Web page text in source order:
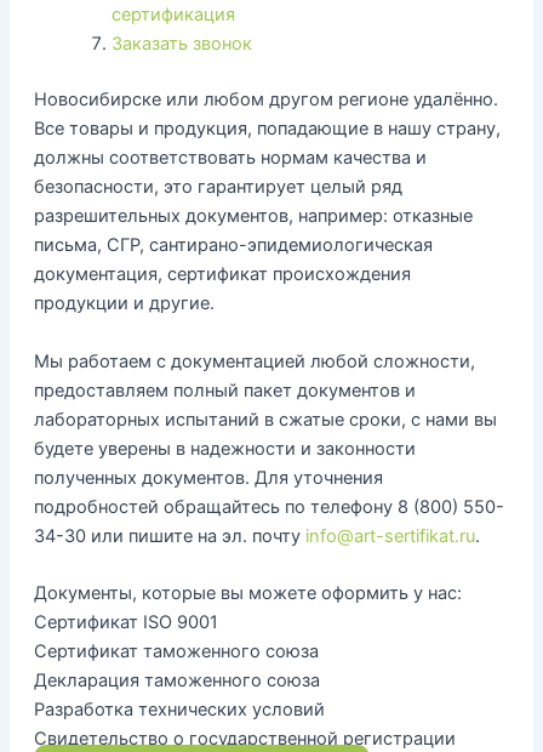
сертификация
Заказать звонок
Новосибирске или любом другом регионе удалённо.
Все товары и продукция, попадающие в нашу страну,
должны соответствовать нормам качества и
безопасности, это гарантирует целый ряд
разрешительных документов, например: отказные
письма, СГР, сантирано-эпидемиологическая
документация, сертификат происхождения
продукции и другие.
Мы работаем с документацией любой сложности,
предоставляем полный пакет документов и
лабораторных испытаний в сжатые сроки, с нами вы
будете уверены в надежности и законности
полученных документов. Для уточнения
подробностей обращайтесь по телефону 8 (800) 550-
34-30 или пишите на эл. почту info@art-sertifikat.ru.
Документы, которые вы можете оформить у нас:
Сертификат ISO 9001
Сертификат таможенного союза
Декларация таможенного союза
Разработка технических условий
Свидетельство о государственной регистрации